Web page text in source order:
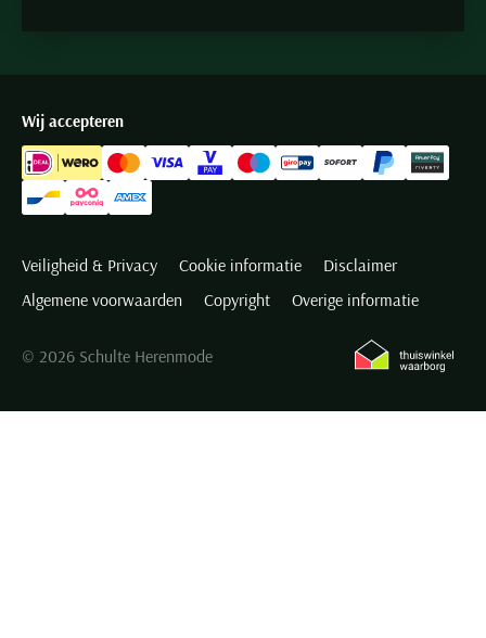
Wij accepteren
Veiligheid & Privacy Cookie informatie
Disclaimer
Algemene voorwaarden
Copyright Overige informatie
© 2026 Schulte Herenmode